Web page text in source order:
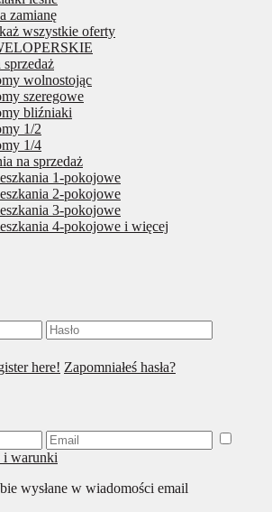
zamianę
wszystkie oferty
wolnostojąc
szeregowe
bliźniaki
1/2
1/4
na sprzedaż
1-pokojowe
2-pokojowe
3-pokojowe
4-pokojowe i więcej
here! Zapomniałeś hasła?
i warunki
wysłane w wiadomości email